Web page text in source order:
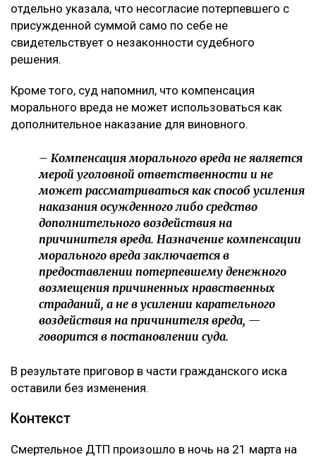
отдельно указала, что несогласие потерпевшего с
присужденной суммой само по себе не
свидетельствует о незаконности судебного
решения.
Кроме того, суд напомнил, что компенсация
морального вреда не может использоваться как
дополнительное наказание для виновного.
– Компенсация морального вреда не является
мерой уголовной ответственности и не
может рассматриваться как способ усиления
наказания осужденного либо средство
дополнительного воздействия на
причинителя вреда. Назначение компенсации
морального вреда заключается в
предоставлении потерпевшему денежного
возмещения причиненных нравственных
страданий, а не в усилении карательного
воздействия на причинителя вреда, —
говорится в постановлении суда.
В результате приговор в части гражданского иска
оставили без изменения.
Контекст
Смертельное ДТП произошло в ночь на 21 марта на